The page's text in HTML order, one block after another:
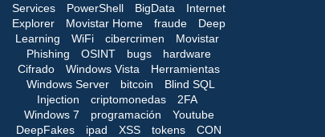
Services
PowerShell BigData
Internet
Explorer
Movistar Home fraude
Deep
Learning
WiFi cibercrimen
Movistar
Phishing
OSINT bugs
hardware
Cifrado
Windows Vista
Herramientas
Windows Server
bitcoin
Blind SQL
Injection
criptomonedas
2FA
Windows 7
programación
Youtube
DeepFakes
ipad XSS tokens
CON